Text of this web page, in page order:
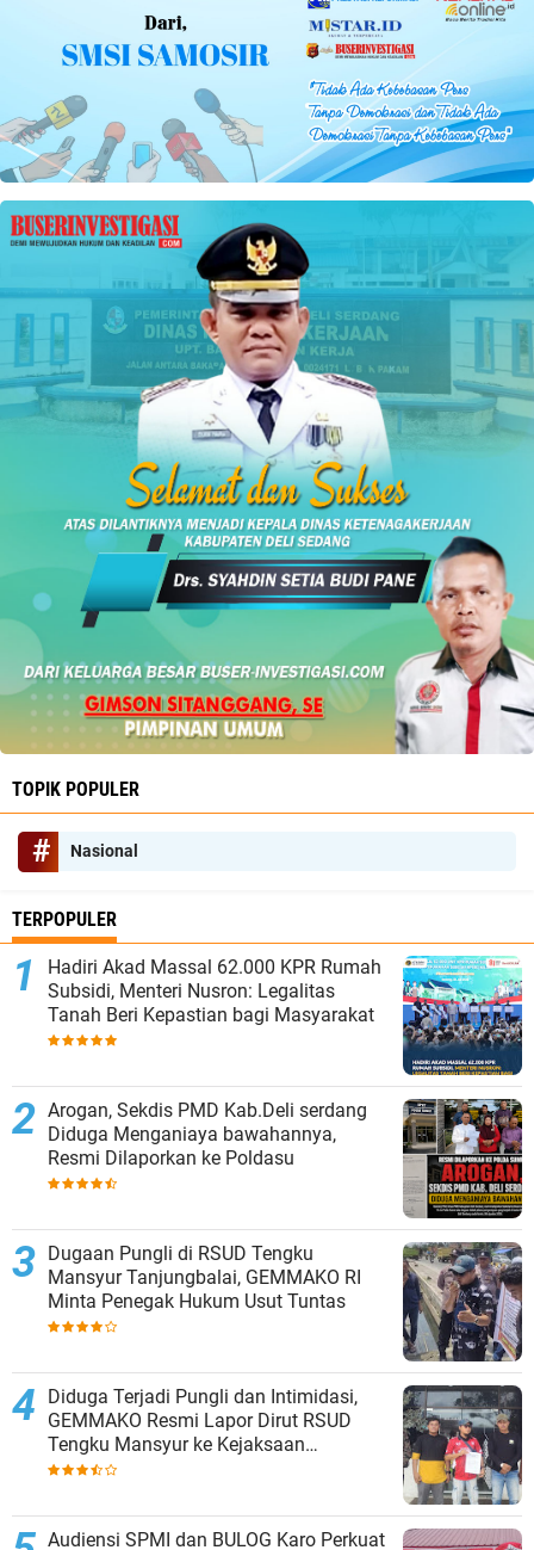
TOPIK POPULER
Nasional
TERPOPULER
Hadiri Akad Massal 62.000 KPR Rumah
Subsidi, Menteri Nusron: Legalitas
Tanah Beri Kepastian bagi Masyarakat
‎Arogan, Sekdis PMD Kab.Deli serdang
Diduga Menganiaya bawahannya,
Resmi Dilaporkan ke Poldasu
Dugaan Pungli di RSUD Tengku
Mansyur Tanjungbalai, GEMMAKO RI
Minta Penegak Hukum Usut Tuntas
Diduga Terjadi Pungli dan Intimidasi,
GEMMAKO Resmi Lapor Dirut RSUD
Tengku Mansyur ke Kejaksaan
Tanjungbalai
Audiensi SPMI dan BULOG Karo Perkuat